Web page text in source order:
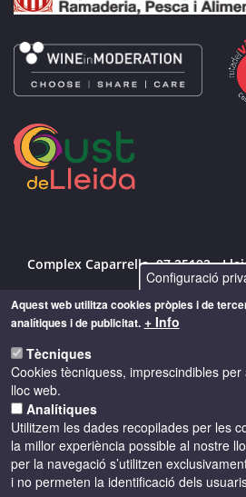
Complex Caparrella, 97 25192 -
973 264 583
© Copyright 2026 - Drets reservats
Accessibilitat Avís legal
Configuració
Aquest web utilitza cookies pròpies i de
analítiques i de publicitat. + Info
Tècniques
Cookies tècniquess, imprescindibles
lloc web.
Analítiques
Utilitzem les dades recopilades per les
la millor experiència possible al nostre
per la navegació s’utilitzen
i no permeten la identificació dels